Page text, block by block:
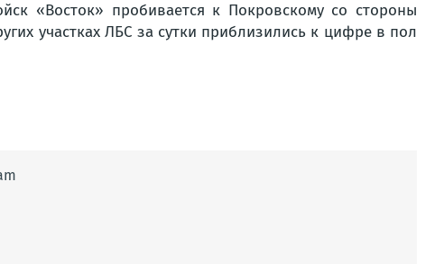
«Восток» пробивается к Покровскому со стороны
участках ЛБС за сутки приблизились к цифре в пол